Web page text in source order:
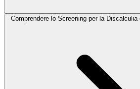
Comprendere lo Screening per la